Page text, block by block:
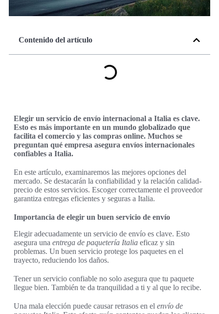
Contenido del artículo
Elegir un servicio de envío internacional a Italia es clave.
Esto es más importante en un mundo globalizado que
facilita el comercio y las compras online. Muchos se
preguntan qué empresa asegura envíos internacionales
confiables a Italia.
En este artículo, examinaremos las mejores opciones del
mercado. Se destacarán la confiabilidad y la relación calidad-
precio de estos servicios. Escoger correctamente el proveedor
garantiza entregas eficientes y seguras a Italia.
Importancia de elegir un buen servicio de envío
Elegir adecuadamente un servicio de envío es clave. Esto
asegura una entrega de paquetería Italia eficaz y sin
problemas. Un buen servicio protege los paquetes en el
trayecto, reduciendo los daños.
Tener un servicio confiable no solo asegura que tu paquete
llegue bien. También te da tranquilidad a ti y al que lo recibe.
Una mala elección puede causar retrasos en el envío de